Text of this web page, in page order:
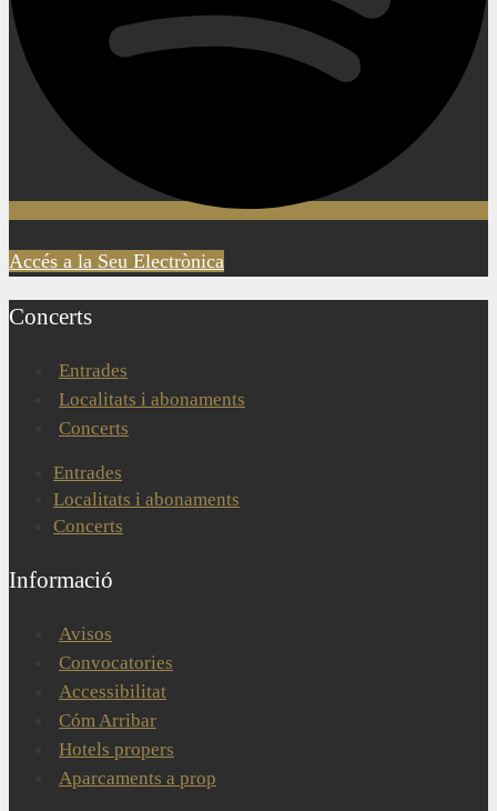
Accés a la Seu Electrònica
Concerts
Entrades
Localitats i abonaments
Concerts
Entrades
Localitats i abonaments
Concerts
Informació
Avisos
Convocatories
Accessibilitat
Cóm Arribar
Hotels propers
Aparcaments a prop